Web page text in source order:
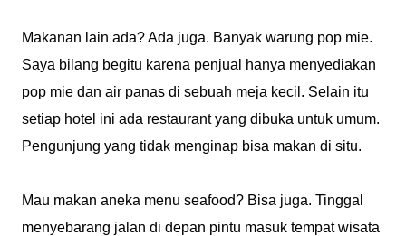
Makanan lain ada? Ada juga. Banyak warung pop mie.
Saya bilang begitu karena penjual hanya menyediakan
pop mie dan air panas di sebuah meja kecil. Selain itu
setiap hotel ini ada restaurant yang dibuka untuk umum.
Pengunjung yang tidak menginap bisa makan di situ.
Mau makan aneka menu seafood? Bisa juga. Tinggal
menyebarang jalan di depan pintu masuk tempat wisata